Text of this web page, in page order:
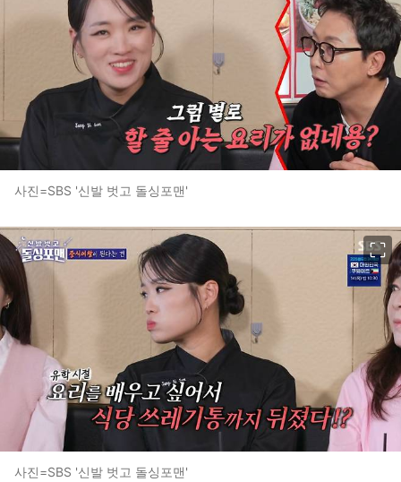
사진=SBS '신발 벗고 돌싱포맨'
사진=SBS '신발 벗고 돌싱포맨'